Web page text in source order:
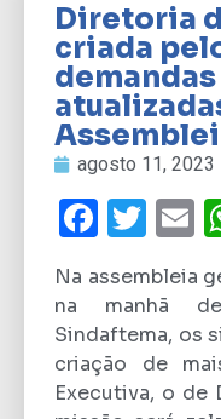
Diretoria
criada
agosto 11, 2023
Na assembleia
na manhã
Sindaftema, os
criação de
Executiva, o de